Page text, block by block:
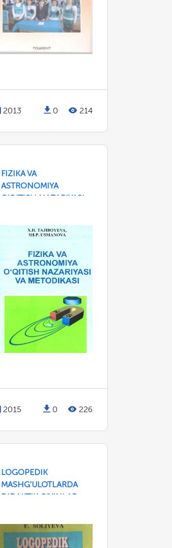
2013 0 214
FIZIKA VA
ASTRONOMIYA
O'QITISH NAZARIYASI
2015 0 226
LOGOPEDIK
MASHG'ULOTLARDA
DIDAKTIK O'YINLAR